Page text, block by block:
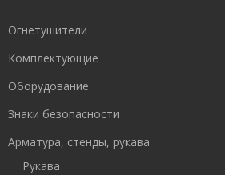
Огнетушители
Комплектующие
Оборудование
Знаки безопасности
Арматура, стенды, рукава
Рукава